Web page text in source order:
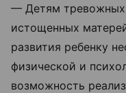
— Детям
истощенных
развития ребенку
физической и
возможность